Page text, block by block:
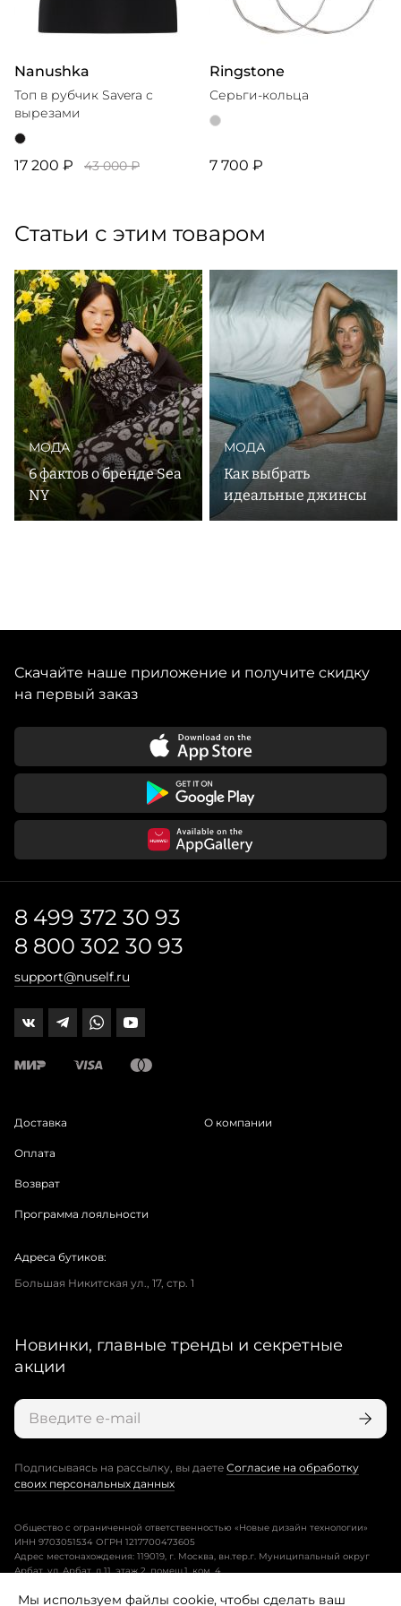
Nanushka
Топ в рубчик Savera с
вырезами
17 200 ₽ 43 000 ₽
Ringstone
Серьги-кольца
7 700 ₽
Статьи с этим товаром
МОДА
6 фактов о бренде Sea
NY
МОДА
Как выбрать
идеальные джинсы
Скачайте наше приложение и получите скидку
на первый заказ
8 499 372 30 93
8 800 302 30 93
support@nuself.ru
Доставка
Оплата
Возврат
Программа лояльности
О компании
Адреса бутиков:
Большая Никитская ул., 17, стр. 1
Новинки, главные тренды и секретные
акции
Подписываясь на рассылку, вы даете Согласие на обработку
своих персональных данных
Общество с ограниченной ответственностью «Новые дизайн технологии»
ИНН 9703051534 ОГРН 1217700473605
Адрес местонахождения: 119019, г. Москва, вн.тер.г. Муниципальный округ
Арбат, ул. Арбат, д.11, этаж 2, помещ.1, ком. 4.
Мы используем файлы cookie, чтобы сделать ваш